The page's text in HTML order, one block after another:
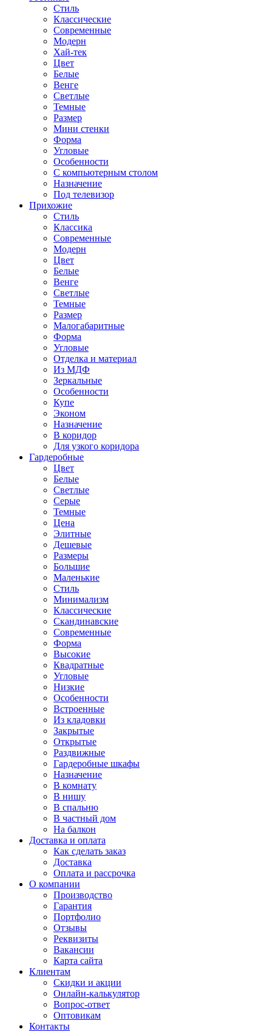
Стиль
Классические
Современные
Модерн
Хай-тек
Цвет
Белые
Венге
Светлые
Темные
Размер
Мини стенки
Форма
Угловые
Особенности
С компьютерным столом
Назначение
Под телевизор
Прихожие
Стиль
Классика
Современные
Модерн
Цвет
Белые
Венге
Светлые
Темные
Размер
Малогабаритные
Форма
Угловые
Отделка и материал
Из МДФ
Зеркальные
Особенности
Купе
Эконом
Назначение
В коридор
Для узкого коридора
Гардеробные
Цвет
Белые
Светлые
Серые
Темные
Цена
Элитные
Дешевые
Размеры
Большие
Маленькие
Стиль
Минимализм
Классические
Скандинавские
Современные
Форма
Высокие
Квадратные
Угловые
Низкие
Особенности
Встроенные
Из кладовки
Закрытые
Открытые
Раздвижные
Гардеробные шкафы
Назначение
В комнату
В нишу
В спальню
В частный дом
На балкон
Доставка и оплата
Как сделать заказ
Доставка
Оплата и рассрочка
О компании
Производство
Гарантия
Портфолио
Отзывы
Реквизиты
Вакансии
Карта сайта
Клиентам
Скидки и акции
Онлайн-калькулятор
Вопрос-ответ
Оптовикам
Контакты